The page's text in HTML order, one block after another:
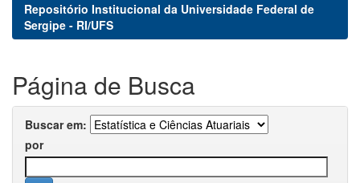
Repositório Institucional da Universidade Federal de
Sergipe - RI/UFS
Página de Busca
Buscar em:
por